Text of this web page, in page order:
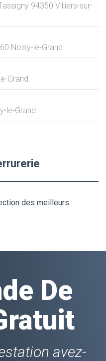
94350 Villiers-sur-
Noisy-le-Grand
Grand
le-Grand
des meilleurs
De
avez-